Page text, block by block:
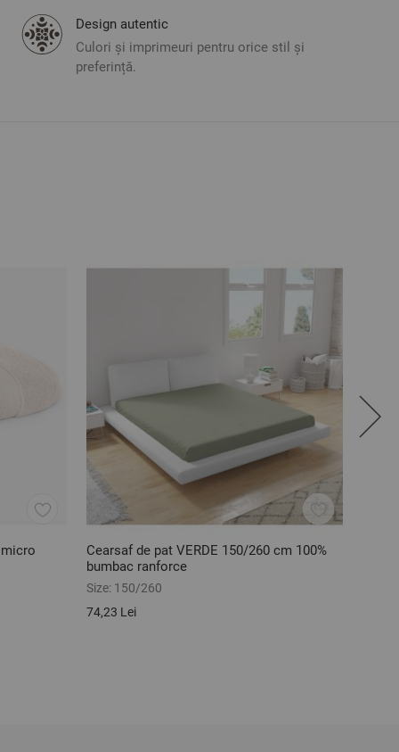
Design autentic
Culori și imprimeuri pentru orice stil și
preferință.
Cearsaf de pat VERDE 150/260 cm 100%
bumbac ranforce
Size: 150/260
74,23 Lei